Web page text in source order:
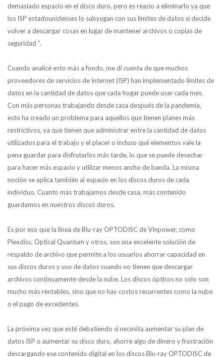
demasiado espacio en el disco duro, pero es reacio a eliminarlo ya que
los ISP estadounidenses lo subyugan con sus límites de datos si decide
volver a descargar cosas en lugar de mantener archivos o copias de
seguridad ”.
Cuando analicé esto más a fondo, me di cuenta de que muchos
proveedores de servicios de Internet (ISP) han implementado límites de
datos en la cantidad de datos que cada hogar puede usar cada mes.
Con más personas trabajando desde casa después de la pandemia,
esto ha creado un problema para aquellos que tienen planes más
restrictivos, ya que tienen que administrar entre la cantidad de datos
utilizados para el trabajo y el placer o incluso qué elementos vale la
pena guardar para disfrutarlos más tarde, lo que se puede desechar
para hacer más espacio y utilizar menos ancho de banda. La misma
noción se aplica también al espacio en los discos duros de cada
individuo. Cuanto más trabajamos desde casa, más contenido
guardamos en nuestros discos duros.
Es por eso que la línea de Blu-ray OPTODISC de Vinpower, como
Plexdisc, Optical Quantum y otros, son una excelente solución de
respaldo de archivo que permite a los usuarios ahorrar capacidad en
sus discos duros y uso de datos cuando no tienen que descargar
archivos continuamente desde la nube. Los discos ópticos no solo son
mucho más rentables, sino que no hay costos recurrentes como la nube
o el pago de excedentes.
La próxima vez que esté debatiendo si necesita aumentar su plan de
datos ISP o aumentar su disco duro, ahorre algo de dinero y frustración
descargando ese contenido digital en los discos Blu-ray OPTODISC de